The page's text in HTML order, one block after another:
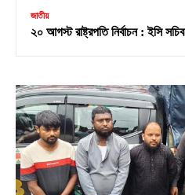
জাতীয়
২০ আগস্ট রাষ্ট্রপতি নির্বাচন : ইসি সচিব